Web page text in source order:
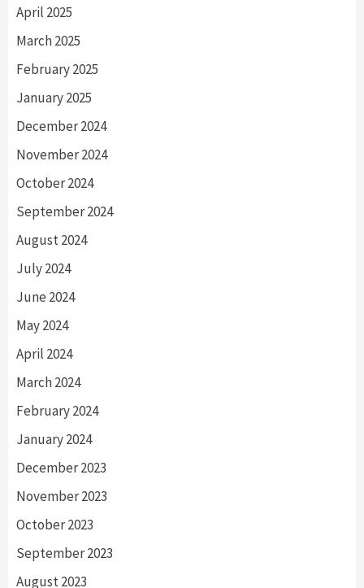
April 2025
March 2025
February 2025
January 2025
December 2024
November 2024
October 2024
September 2024
August 2024
July 2024
June 2024
May 2024
April 2024
March 2024
February 2024
January 2024
December 2023
November 2023
October 2023
September 2023
August 2023